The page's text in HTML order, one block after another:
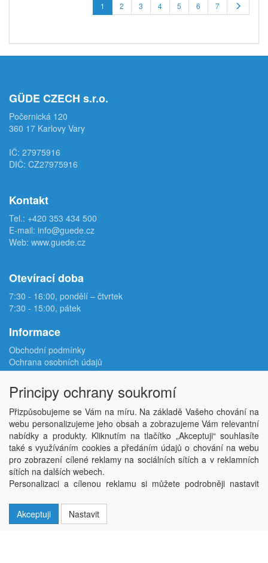
1 2 3 4 5 6 7
GÜDE CZECH s.r.o.
Počernická 120
360 17 Karlovy Vary
IČ: 27975916
DIČ: CZ27975916
Kontakt
Tel.: +420 353 434 500
E-mail: info@guede.cz
Web: www.guede.cz
Otevírací doba
7:30 - 16:00, pondělí – čtvrtek
7:30 - 15:00, pátek
Informace
Obchodní podmínky
Ochrana osobních údajů
Reklamační protokol
Odstoupení od smlouvy
Podmínky užití e-shopu
Doprava
Velkoobchod
Kontakt
Nastavení soukromí
Copyright © ABRA Software a.s. 2026,
Principy ochrany soukromí
Přizpůsobujeme se Vám na míru. Na základě Vašeho chování na
webu personalizujeme jeho obsah a zobrazujeme Vám relevantní
nabídky a produkty. Kliknutím na tlačítko „Akceptuji“ souhlasíte
také s využíváním cookies a předáním údajů o chování na webu
pro zobrazení cílené reklamy na sociálních sítích a v reklamních
sítích na dalších webech.
Personalizaci a cílenou reklamu si můžete podrobněji nastavit
Akceptuji
Nastavit